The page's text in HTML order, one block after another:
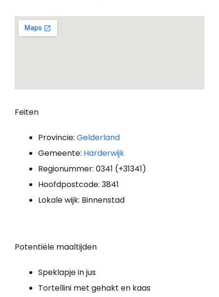
Feiten
Provincie: Gelderland
Gemeente: Harderwijk
Regionummer: 0341 (+31341)
Hoofdpostcode: 3841
Lokale wijk: Binnenstad
Potentiële maaltijden
Speklapje in jus
Tortellini met gehakt en kaas